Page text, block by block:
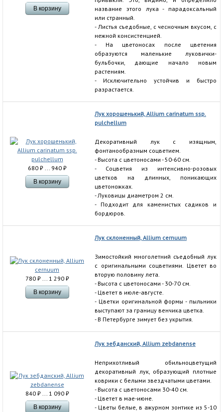
название этого лука - парадоксальный
или странный.
- Листья съедобные, с чесночным вкусом, с
нежной консистенцией.
- На цветоносах после цветения
образуются маленькие луковички-
бульбочки, дающие начало новым
растениям.
- Исключительно устойчив и быстро
разрастается.
680 ₽... 940 ₽
Лук хорошенький, Allium carinatum ssp.
pulchellum
Декоративный лук с изящным,
фонтанообразным соцветием.
- Высота с цветоносами - 50-60 см.
- Соцветия из интенсивно-розовых
цветков на длинных, поникающих
цветоножках.
- Луковицы диаметром 2 см.
- Подходит для каменистых садиков и
бордюров.
780 ₽... 1 290 ₽
Лук склоненный, Allium cernuum
Зимостойкий многолетний съедобный лук
с оригинальными соцветиями. Цветет во
вторую половину лета.
- Высота с цветоносами - 30-70 см.
- Цветет в июле-августе.
- Цветки оригинальной формы - пыльники
выступают за границу венчика цветка.
- В Петербурге зимует без укрытия.
840 ₽... 1 090 ₽
Лук зебданский, Allium zebdanense
Неприхотливый обильноцветущий
декоративный лук, образующий плотные
коврики с белыми звездчатыми цветами.
- Высота с цветоносами 30-40 см.
- Цветет в мае-июне.
- Цветы белые, в ажурном зонтике из 5-10